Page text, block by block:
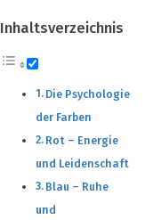
Inhaltsverzeichnis
Die Psychologie
der Farben
Rot – Energie
und Leidenschaft
Blau – Ruhe
und